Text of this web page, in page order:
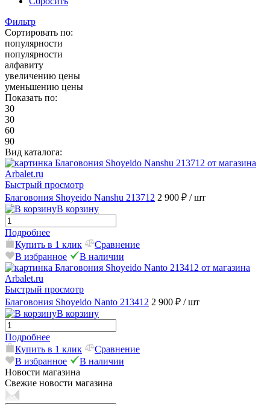
Фильтр
Сортировать по:
популярности
популярности
алфавиту
увеличению цены
уменьшению цены
Показать по:
30
30
60
90
Вид каталога:
Быстрый просмотр
Благовония Shoyeido Nanshu 213712 2 900 ₽ / шт
В корзину
Подробнее
Купить в 1 клик
Сравнение
В избранное
В наличии
Быстрый просмотр
Благовония Shoyeido Nanto 213412 2 900 ₽ / шт
В корзину
Подробнее
Купить в 1 клик
Сравнение
В избранное
В наличии
Новости магазина
Свежие новости магазина